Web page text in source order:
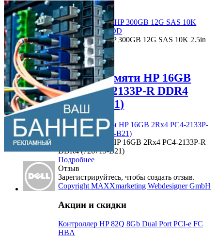
Жесткий диск HP 300GB 12G SAS 10K 2.5in
(785067-B21)
Подробнее
Модуль памяти HP 16GB
2Rx4 PC4-2133P-R DDR4
(726719-B21)
Модуль памяти HP 16GB 2Rx4 PC4-2133P-R
DDR4 (726719-B21)
Подробнее
Отзыв
Зарегистрируйтесь, чтобы создать отзыв.
Copyright MAXXmarketing Webdesigner GmbH
Акции и скидки
Контроллер HP 82Q 8Gb Dual Port PCI-e FC
HBA